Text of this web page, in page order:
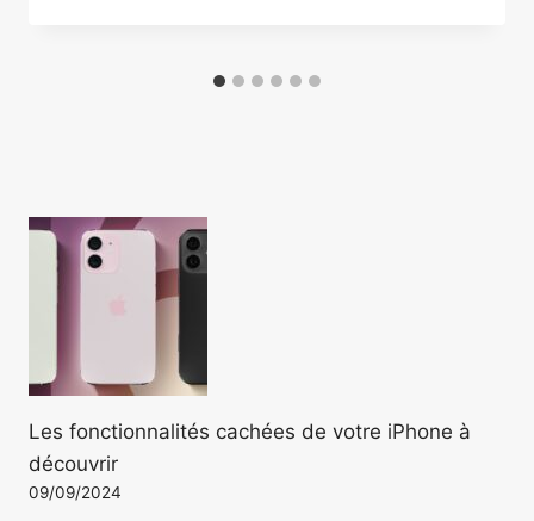
Les fonctionnalités cachées de votre iPhone à
découvrir
09/09/2024